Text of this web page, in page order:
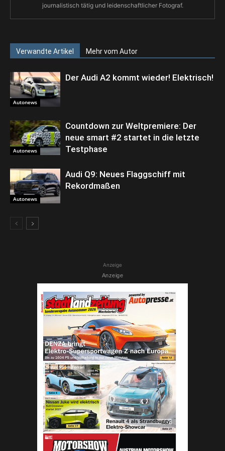
journalistisch tätig und leidenschaftlicher Fotograf.
Verwandte Artikel Mehr vom Autor
Autonews
Der Audi A2 kommt wieder! Elektrisch!
Autonews
Countdown zur Weltpremiere: Der
neue smart #2 startet in die letzte
Testphase
Autonews
Audi Q9: Neues Flaggschiff mit
Rekordmaßen
Anzeige
Anzeige